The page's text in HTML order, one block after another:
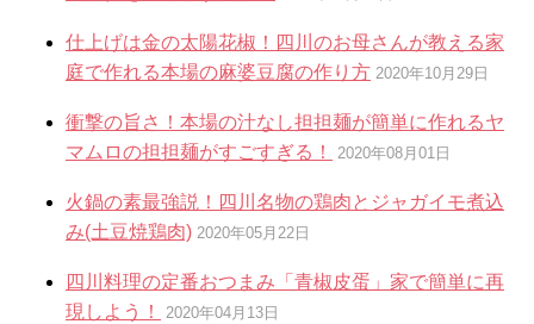
仕上げは金の太陽花椒！四川のお母さんが教える家
庭で作れる本場の麻婆豆腐の作り方 2020年10月29日
衝撃の旨さ！本場の汁なし担担麺が簡単に作れるヤ
マムロの担担麺がすごすぎる！
2020年08月01日
火鍋の素最強説！四川名物の鶏肉とジャガイモ煮込
み(土豆焼鶏肉) 2020年05月22日
四川料理の定番おつまみ「青椒皮蛋」家で簡単に再
現しよう！
2020年04月13日